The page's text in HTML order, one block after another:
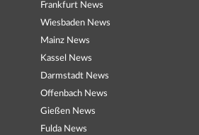
Frankfurt News
Wiesbaden News
Mainz News
Kassel News
Darmstadt News
Offenbach News
Gießen News
Fulda News